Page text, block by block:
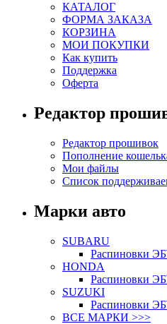
КАТАЛОГ
ФОРМА ЗАКАЗА
КОРЗИНА
МОИ ПОКУПКИ
Как купить
Поддержка
Оферта
Редактор
Редактор прошивок
Пополнение
Мои файлы
Список
Марки авто
SUBARU
Распиновки
HONDA
Распиновки
SUZUKI
Распиновки
ВСЕ МАРКИ >>>